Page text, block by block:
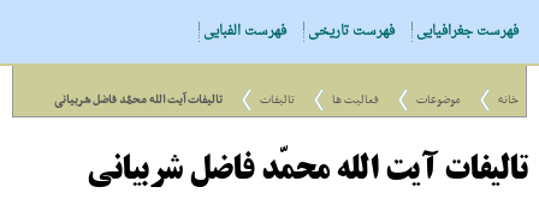
فهرست جغرافیایی
فهرست تاریخی فهرست الفبایی
خانه موضوعات فعالیت ها تالیفات تالیفات آیت الله محمّد فاضل شربیانی
تالیفات آیت الله محمّد فاضل شربیانی